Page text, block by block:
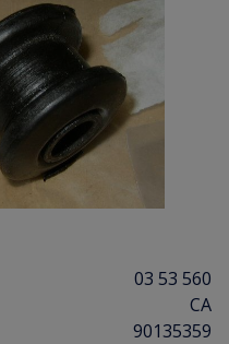
03 53 560
CA
90135359